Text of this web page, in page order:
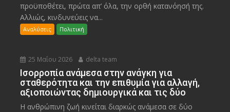
προϋποθέτει, πρώτα απ’ όλα, την ορθή κατανόησή της.
Αλλιώς, κινδυνεύεις να...
Αναλύσεις Πολιτική
25 Μαΐου 2026 delta team
Ισορροπία ανάμεσα στην ανάγκη για
σταθερότητα και την επιθυμία για αλλαγή,
αξιοποιώντας δημιουργικά και τις δύο
Η ανθρώπινη ζωή κινείται διαρκώς ανάμεσα σε δύο